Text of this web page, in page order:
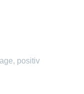
positiv